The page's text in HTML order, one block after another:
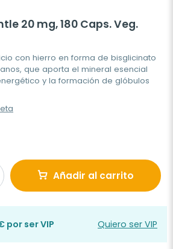
20 mg, 180 Caps. Veg.
con hierro en forma de bisglicinato
que aporta el mineral esencial
y la formación de glóbulos
Añadir al carrito
por ser VIP Quiero ser VIP